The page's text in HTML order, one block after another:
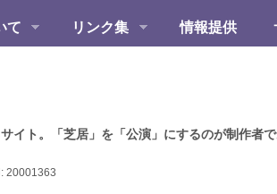
て リンク集 情報提供
イト。「芝居」を「公演」にするのが制作者
20001363